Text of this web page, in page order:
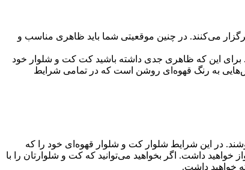
می‌کنند. در چنین موقعیتی شما باید ظاهری مناسب و
برای این که ظاهری جدی داشته باشید کت کت و شلوار خود
کفش‌هایی به رنگ قهوه‌ای روشن است که در تمامی شرایط
در این شرایط شلوار کت و شلوار قهوه‌ای خود را که
داشت. اگر بخواهید می‌توانید که کت و شلوارتان را با
خواهید داشت.